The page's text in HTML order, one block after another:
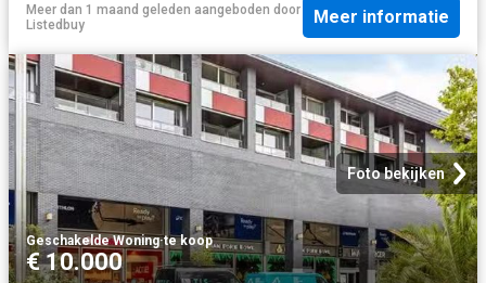
Meer dan 1 maand geleden aangeboden door
Listedbuy
Meer informatie
Foto bekijken
Geschakelde Woning·te koop
€ 10.000